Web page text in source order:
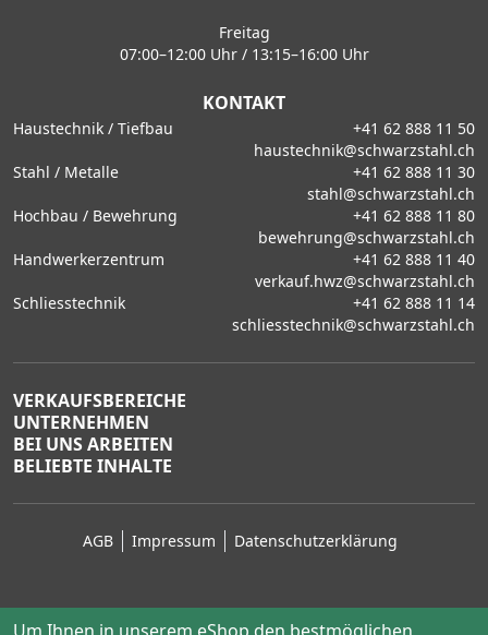
Freitag
07:00–12:00 Uhr / 13:15–16:00 Uhr
KONTAKT
Haustechnik / Tiefbau
+41 62 888 11 50
haustechnik@schwarzstahl.ch
Stahl / Metalle
+41 62 888 11 30
stahl@schwarzstahl.ch
Hochbau / Bewehrung
+41 62 888 11 80
bewehrung@schwarzstahl.ch
Handwerkerzentrum
+41 62 888 11 40
verkauf.hwz@schwarzstahl.ch
Schliesstechnik
+41 62 888 11 14
schliesstechnik@schwarzstahl.ch
VERKAUFSBEREICHE
UNTERNEHMEN
BEI UNS ARBEITEN
BELIEBTE INHALTE
AGB Impressum Datenschutzerklärung